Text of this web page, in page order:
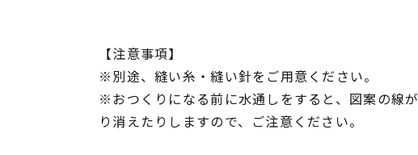
【注意事項】
※別途、縫い糸・縫い針をご用意ください。
※おつくりになる前に水通しをすると、図案の線
り消えたりしますので、ご注意ください。